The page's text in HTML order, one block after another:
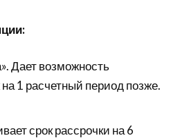
Дает возможность
1 расчетный период позже.
срок рассрочки на 6